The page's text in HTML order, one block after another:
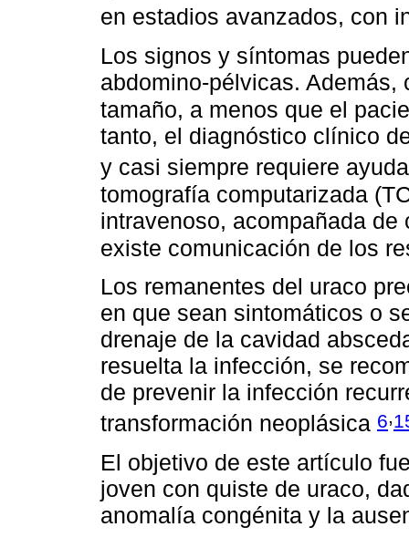
en estadios avanzados, con
Los signos y síntomas
abdomino-pélvicas.
tamaño, a menos que el
tanto, el diagnóstico clínico
y casi siempre requiere
tomografía computarizada
intravenoso, acompañada
existe comunicación de los
Los remanentes del uraco
en que sean sintomáticos o
drenaje de la cavidad
resuelta la infección, se
de prevenir la infección
transformación neoplásica 6,
El objetivo de este artículo
joven con quiste de uraco,
anomalía congénita y la